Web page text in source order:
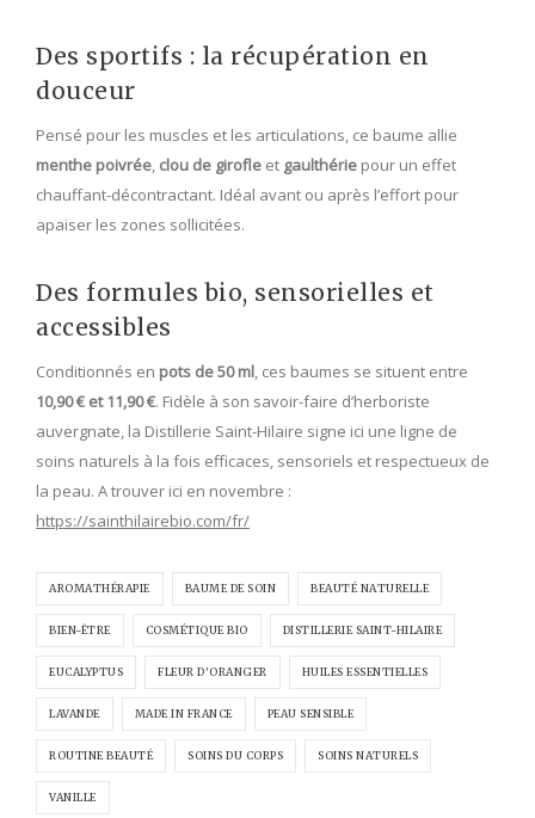
Des sportifs : la récupération en
douceur
Pensé pour les muscles et les articulations, ce baume allie
menthe poivrée, clou de girofle et gaulthérie pour un effet
chauffant-décontractant. Idéal avant ou après l’effort pour
apaiser les zones sollicitées.
Des formules bio, sensorielles et
accessibles
Conditionnés en pots de 50 ml, ces baumes se situent entre
10,90 € et 11,90 €. Fidèle à son savoir-faire d’herboriste
auvergnate, la Distillerie Saint-Hilaire signe ici une ligne de
soins naturels à la fois efficaces, sensoriels et respectueux de
la peau. A trouver ici en novembre :
https://sainthilairebio.com/fr/
AROMATHÉRAPIE BAUME DE SOIN BEAUTÉ NATURELLE
BIEN-ÊTRE COSMÉTIQUE BIO DISTILLERIE SAINT-HILAIRE
EUCALYPTUS FLEUR D’ORANGER HUILES ESSENTIELLES
LAVANDE MADE IN FRANCE PEAU SENSIBLE
ROUTINE BEAUTÉ SOINS DU CORPS SOINS NATURELS
VANILLE